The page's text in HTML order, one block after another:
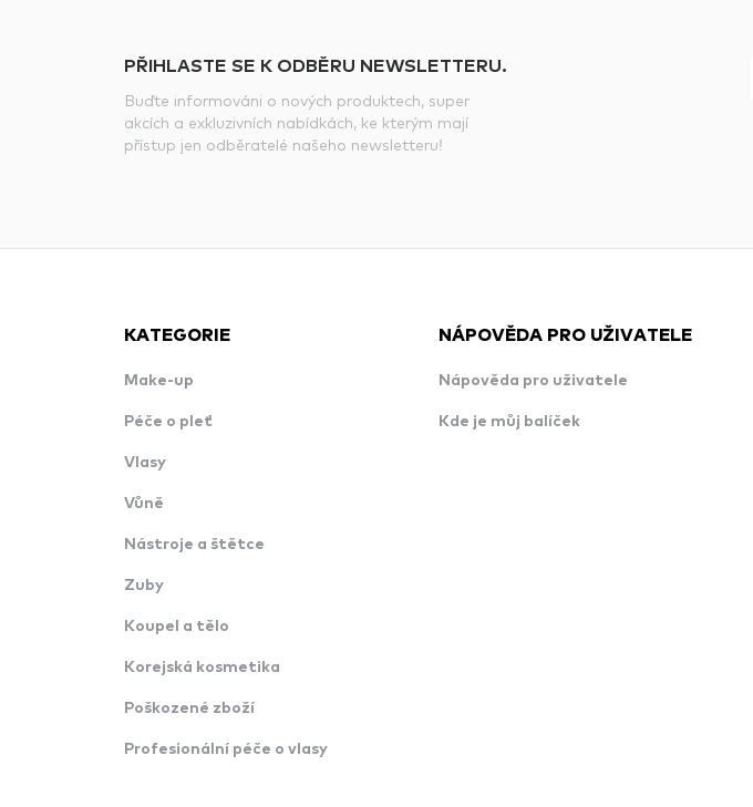
PŘIHLASTE SE K ODBĚRU NEWSLETTERU.
Buďte informováni o nových produktech, super
akcích a exkluzivních nabídkách, ke kterým mají
přístup jen odběratelé našeho newsletteru!
KATEGORIE
Make-up
Péče o pleť
Vlasy
Vůně
Nástroje a štětce
Zuby
Koupel a tělo
Korejská kosmetika
Poškozené zboží
Profesionální péče o vlasy
NÁPOVĚDA PRO UŽIVATELE
Nápověda pro uživatele
Kde je můj balíček